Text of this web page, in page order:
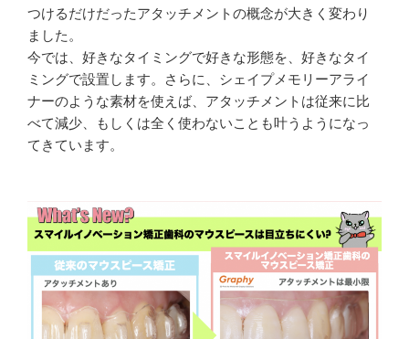
つけるだけだったアタッチメントの概念が大きく変わり
ました。
今では、好きなタイミングで好きな形態を、好きなタイ
ミングで設置します。さらに、シェイプメモリーアライ
ナーのような素材を使えば、アタッチメントは従来に比
べて減少、もしくは全く使わないことも叶うようになっ
てきています。